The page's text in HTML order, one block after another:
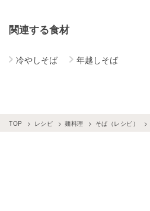
関連する食材
冷やしそば 年越しそば
TOP レシピ 麺料理 そば（レシピ）